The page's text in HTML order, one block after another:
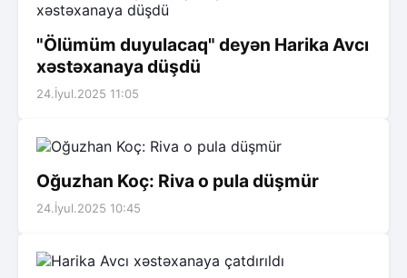
"Ölümüm duyulacaq" deyən Harika Avcı
xəstəxanaya düşdü
24.İyul.2025 11:05
Oğuzhan Koç: Riva o pula düşmür
24.İyul.2025 10:45